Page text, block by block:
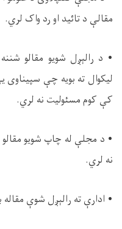
مقالې د تائید او رد واک لري.
• د رالېږل شویو مقالو
لیکوال ته بويه چې سپیناوی
کې کوم مسئولیت نه لري.
• د مجلې له چاپ شويو
نه لري.
• ادارې ته رالېږل شوې